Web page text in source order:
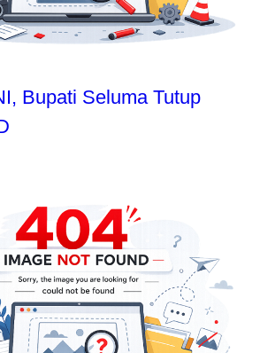
Bupati Seluma Tutup